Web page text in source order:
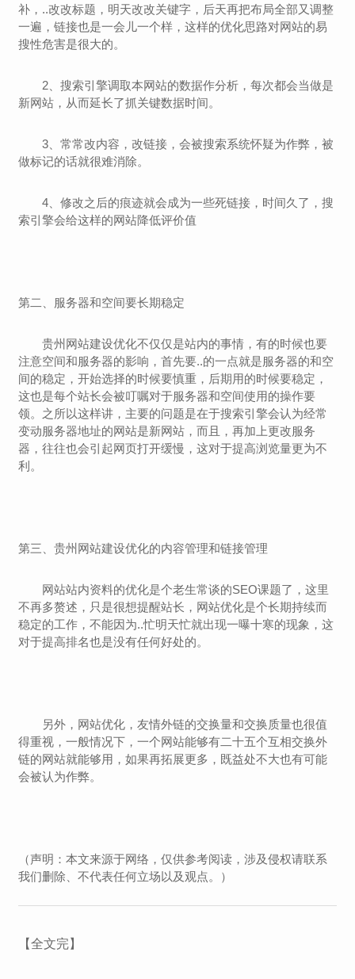
补，..改改标题，明天改改关键字，后天再把布局全部又调整
一遍，链接也是一会儿一个样，这样的优化思路对网站的易
搜性危害是很大的。
2、搜索引擎调取本网站的数据作分析，每次都会当做是
新网站，从而延长了抓关键数据时间。
3、常常改内容，改链接，会被搜索系统怀疑为作弊，被
做标记的话就很难消除。
4、修改之后的痕迹就会成为一些死链接，时间久了，搜
索引擎会给这样的网站降低评价值
第二、服务器和空间要长期稳定
贵州 网站建设优化不仅仅是站内的事情，有的时候也要
注意空间和服务器的影响，首先要..的一点就是服务器的和空
间的稳定，开始选择的时候要慎重，后期用的时候要稳定，
这也是每个站长会被叮嘱对于服务器和空间使用的操作要
领。之所以这样讲，主要的问题是在于搜索引擎会认为经常
变动服务器地址的网站是新网站，而且，再加上更改服务
器，往往也会引起网页打开缓慢，这对于提高浏览量更为不
利。
第三、贵州 网站建设优化的内容管理和链接管理
网站站内资料的优化是个老生常谈的SEO课题了，这里
不再多赘述，只是很想提醒站长，网站优化是个长期持续而
稳定的工作，不能因为..忙明天忙就出现一曝十寒的现象，这
对于提高排名也是没有任何好处的。
另外，网站优化，友情外链的交换量和交换质量也很值
得重视，一般情况下，一个网站能够有二十五个互相交换外
链的网站就能够用，如果再拓展更多，既益处不大也有可能
会被认为作弊。
（声明：本文来源于网络，仅供参考阅读，涉及侵权请联系
我们删除、不代表任何立场以及观点。）
【全文完】